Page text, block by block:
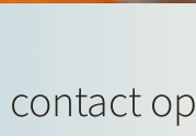
contact op